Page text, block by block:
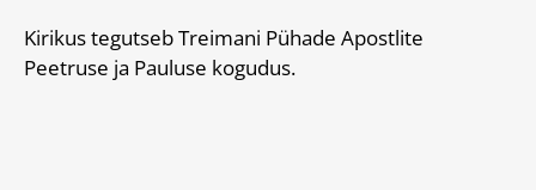
Kirikus tegutseb Treimani Pühade Apostlite
Peetruse ja Pauluse kogudus.